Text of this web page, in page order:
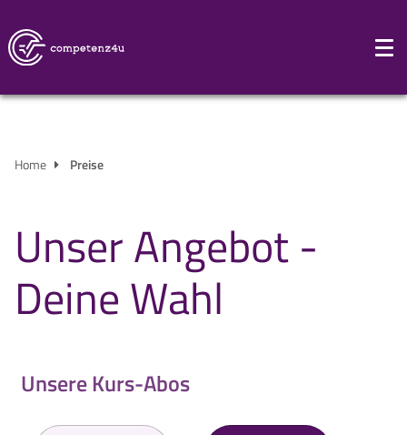
Home Preise
Unser Angebot -
Deine Wahl
Unsere Kurs-Abos